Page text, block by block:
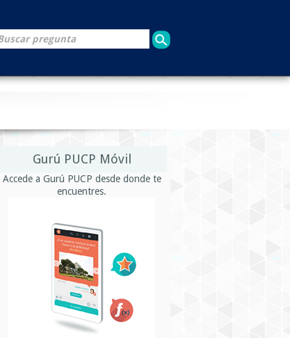
Gurú PUCP Móvil
Accede a Gurú PUCP desde donde te
encuentres.